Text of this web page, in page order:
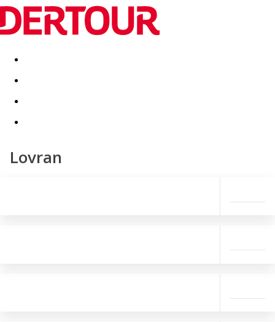
Destinatii Vacanta perfecta OFERTE DE NERATAT
Lovran